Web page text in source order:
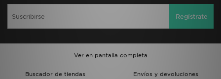
Regístrate
Ver en pantalla completa
Buscador de tiendas
Envíos y devoluciones